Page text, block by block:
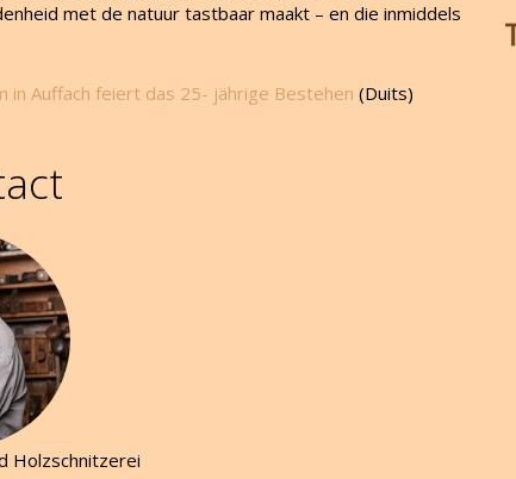
met de natuur tastbaar maakt – en die inmiddels
in Auffach feiert das 25- jährige Bestehen (Duits)
Holzschnitzerei